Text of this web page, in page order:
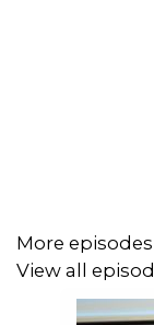
Quels
dernières
Quelles
More episodes
View all